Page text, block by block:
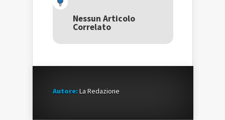
una
nuova
finestra)
nuova
finestra)
una
nuova
Nessun Articolo
Correlato
Autore:La Redazione